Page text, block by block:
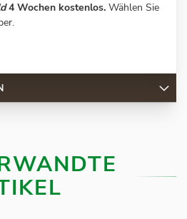
4 Wochen kostenlos. Wählen Sie